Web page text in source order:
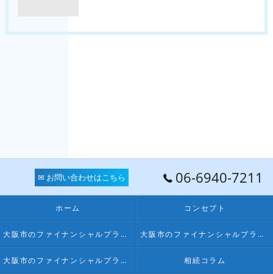
✉ お問い合わせはこちら 06-6940-7211
ホーム コンセプト
大阪市のファイナンシャルプランナー･FPオフィス LPSの口コミ情報 大阪市のファイナンシャルプランナー･FPオフィス LPSの評判
大阪市のファイナンシャルプランナー･FPオフィス LPSのお客様の声 相続コラム